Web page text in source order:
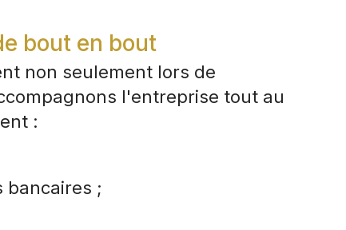
bout en bout
non seulement lors de
l'entreprise tout au
:
;